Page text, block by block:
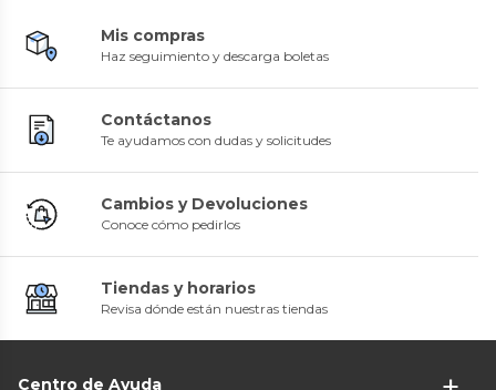
Mis compras
Haz seguimiento y descarga boletas
Contáctanos
Te ayudamos con dudas y solicitudes
Cambios y Devoluciones
Conoce cómo pedirlos
Tiendas y horarios
Revisa dónde están nuestras tiendas
Centro de Ayuda